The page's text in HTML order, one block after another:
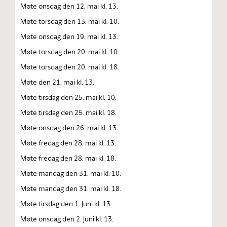
Møte onsdag den 12. mai kl. 13.
Møte torsdag den 13. mai kl. 10.
Møte onsdag den 19. mai kl. 13.
Møte torsdag den 20. mai kl. 10.
Møte torsdag den 20. mai kl. 18.
Møte den 21. mai kl. 13.
Møte tirsdag den 25. mai kl. 10.
Møte tirsdag den 25. mai kl. 18.
Møte onsdag den 26. mai kl. 13.
Møte fredag den 28. mai kl. 13.
Møte fredag den 28. mai kl. 18.
Møte mandag den 31. mai kl. 10.
Møte mandag den 31. mai kl. 18.
Møte tirsdag den 1. juni kl. 13.
Møte onsdag den 2. juni kl. 13.